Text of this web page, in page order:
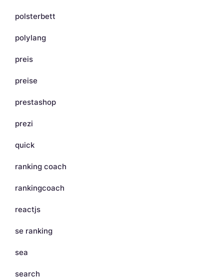
polsterbett
polylang
preis
preise
prestashop
prezi
quick
ranking coach
rankingcoach
reactjs
se ranking
sea
search